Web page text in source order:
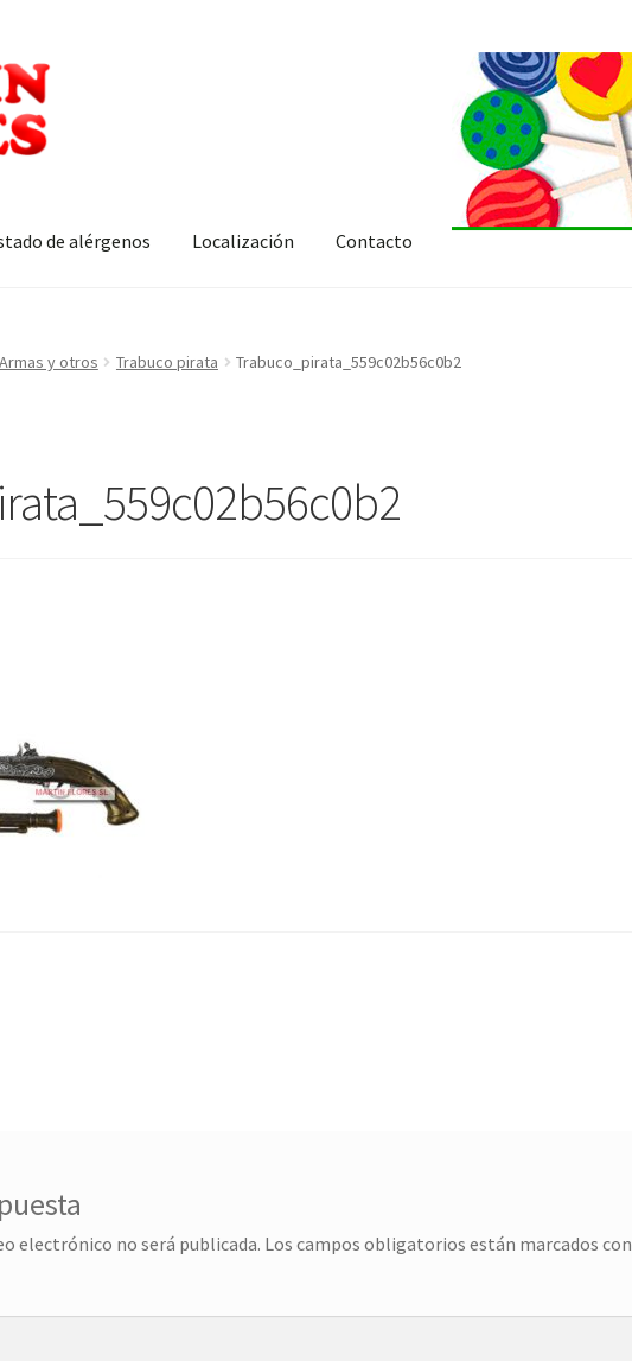
de alérgenos Localización Contacto
Armas y otros Trabuco pirata Trabuco_pirata_559c02b56c0b2
electrónico no será publicada. Los campos obligatorios están marcados con